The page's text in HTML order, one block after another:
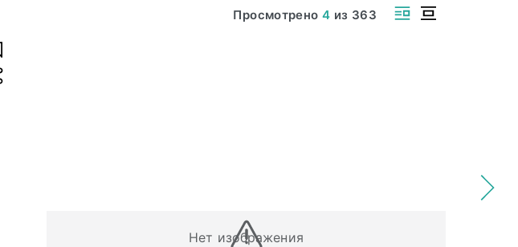
Просмотрено 4 из 363
Нет изображения